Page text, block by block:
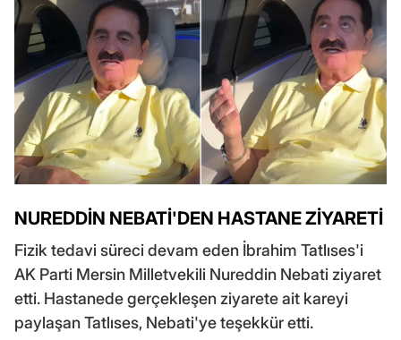
NUREDDİN NEBATİ'DEN HASTANE ZİYARETİ
Fizik tedavi süreci devam eden İbrahim Tatlıses'i
AK Parti Mersin Milletvekili Nureddin Nebati ziyaret
etti. Hastanede gerçekleşen ziyarete ait kareyi
paylaşan Tatlıses, Nebati'ye teşekkür etti.